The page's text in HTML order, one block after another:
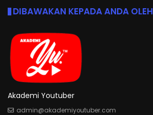
DIBAWAKAN KEPADA ANDA OLEH
Akademi Youtuber
admin@akademiyoutuber.com